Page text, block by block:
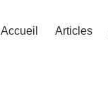
Accueil Articles